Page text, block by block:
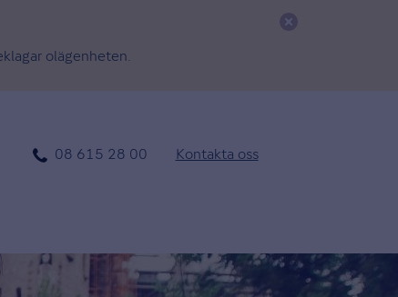
olägenheten.
Kontakta
08 615 28 00 Kontakta oss